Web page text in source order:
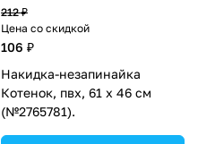
212 ₽
Цена со скидкой
106 ₽
Накидка-незапинайка
Котенок, пвх, 61 х 46 см
(№2765781).